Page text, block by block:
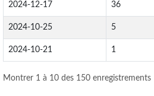
2024-12-17 36
2024-10-25 5
2024-10-21 1
Montrer 1 à 10 des 150 enregistrements